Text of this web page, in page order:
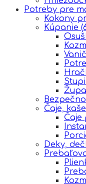
Potreby pre
Kokony
Kúpanie
Čaje, kaše
Čaje
Deky,